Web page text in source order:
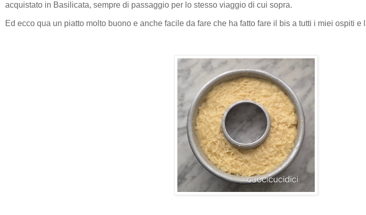
acquistato in Basilicata, sempre di passaggio per lo stesso viaggio di cui sopra.
Ed ecco qua un piatto molto buono e anche facile da fare che ha fatto fare il bis a tutti i miei ospiti e